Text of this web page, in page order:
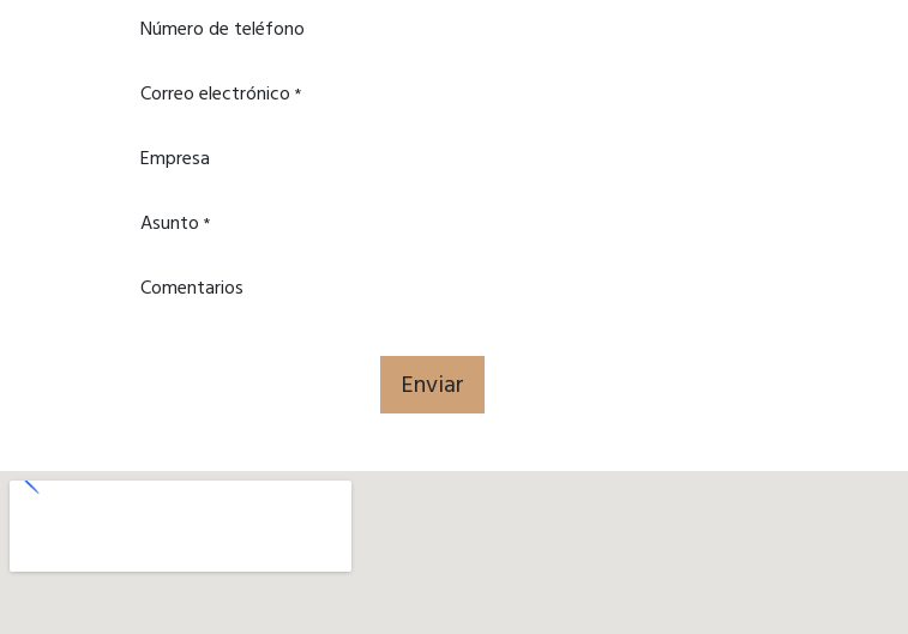
Número de teléfono
Correo electrónico *
Empresa
Asunto *
Comentarios
Enviar